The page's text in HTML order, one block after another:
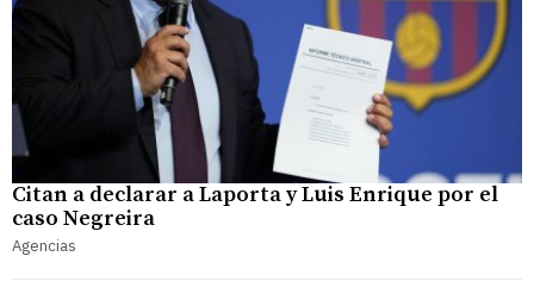
Citan a declarar a Laporta y Luis Enrique por el
caso Negreira
Agencias